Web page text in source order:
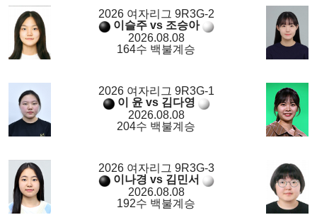
2026 여자리그 9R3G-2
이슬주 vs 조승아
2026.08.08
164수 백불계승
2026 여자리그 9R3G-1
이 윤 vs 김다영
2026.08.08
204수 백불계승
2026 여자리그 9R3G-3
이나경 vs 김민서
2026.08.08
192수 백불계승